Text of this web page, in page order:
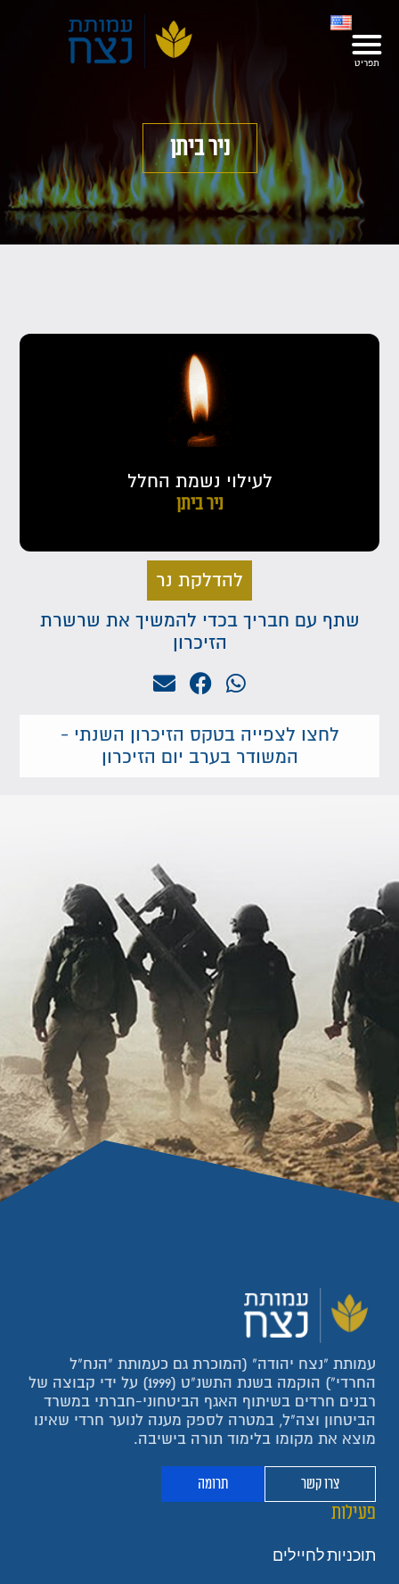
ניר ביתן
לעילוי נשמת החלל
ניר ביתן
להדלקת נר
שתף עם חבריך בכדי להמשיך את שרשרת
הזיכרון
לחצו לצפייה בטקס הזיכרון השנתי -
המשודר בערב יום הזיכרון
עמותת "נצח יהודה" (המוכרת גם כעמותת "הנח"ל
החרדי") הוקמה בשנת התשנ"ט (1999) על ידי קבוצה של
רבנים חרדים בשיתוף האגף הביטחוני-חברתי במשרד
הביטחון וצה"ל, במטרה לספק מענה לנוער חרדי שאינו
מוצא את מקומו בלימוד תורה בישיבה.
צרו קשר תרומה
פעילות
תוכניות לחיילים